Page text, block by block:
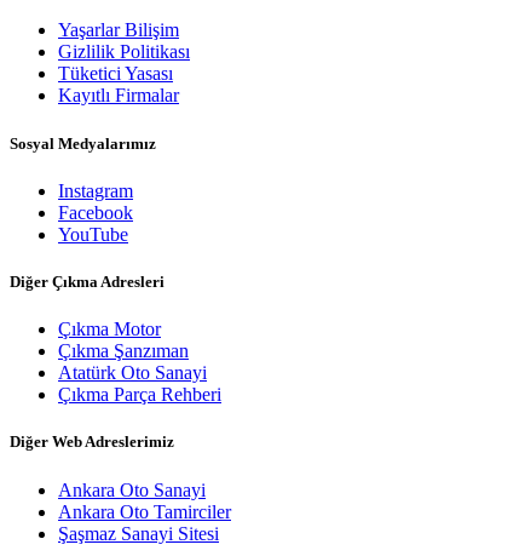
Yaşarlar Bilişim
Gizlilik Politikası
Tüketici Yasası
Kayıtlı Firmalar
Sosyal Medyalarımız
Instagram
Facebook
YouTube
Diğer Çıkma Adresleri
Çıkma Motor
Çıkma Şanzıman
Atatürk Oto Sanayi
Çıkma Parça Rehberi
Diğer Web Adreslerimiz
Ankara Oto Sanayi
Ankara Oto Tamirciler
Şaşmaz Sanayi Sitesi